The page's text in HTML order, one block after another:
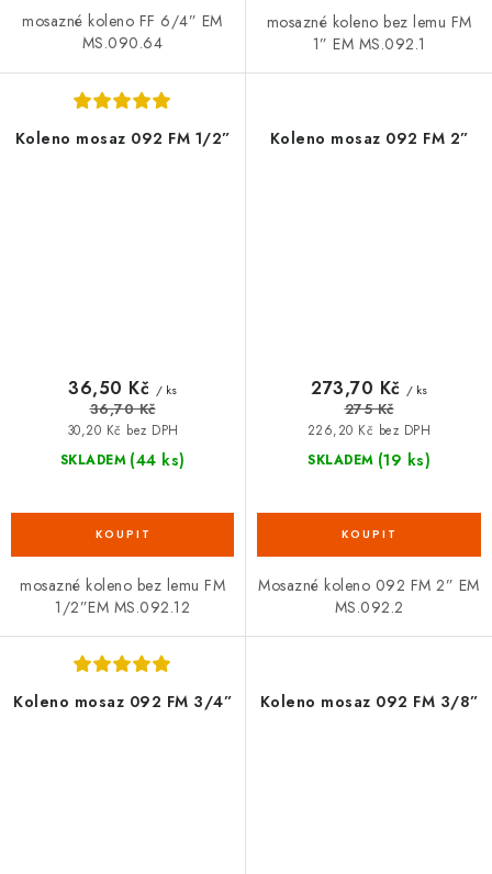
mosazné koleno FF 6/4” EM
MS.090.64
mosazné koleno bez lemu FM
1” EM MS.092.1
Koleno mosaz 092 FM 1/2”
SKLADEM (44 ks)
30,20 Kč bez DPH
36,50 Kč / ks
36,70 Kč
mosazné koleno bez lemu FM
1/2”EM MS.092.12
Koleno mosaz 092 FM 2”
SKLADEM (19 ks)
226,20 Kč bez DPH
273,70 Kč / ks
275 Kč
Mosazné koleno 092 FM 2” EM
MS.092.2
Koleno mosaz 092 FM 3/4” Koleno mosaz 092 FM 3/8”